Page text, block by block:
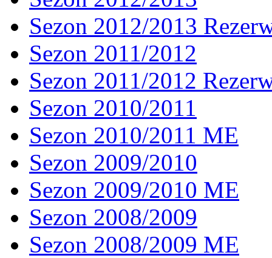
Sezon 2012/2013
Sezon 2011/2012
Sezon 2011/2012
Sezon 2010/2011
Sezon 2010/2011 ME
Sezon 2009/2010
Sezon 2009/2010 ME
Sezon 2008/2009
Sezon 2008/2009 ME